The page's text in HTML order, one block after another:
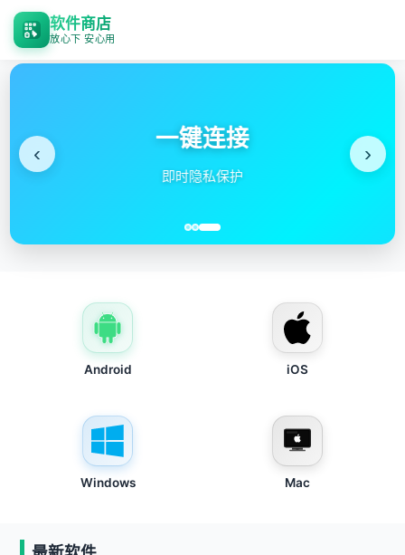
软件商店
放心下 安心用
一键连接
即时隐私保护
‹ ›
Android iOS
Windows Mac